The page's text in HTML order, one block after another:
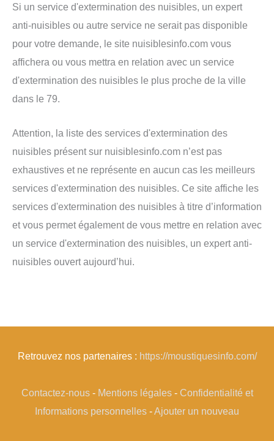
Si un service d'extermination des nuisibles, un expert
anti-nuisibles ou autre service ne serait pas disponible
pour votre demande, le site nuisiblesinfo.com vous
affichera ou vous mettra en relation avec un service
d'extermination des nuisibles le plus proche de la ville
dans le 79.
Attention, la liste des services d'extermination des
nuisibles présent sur nuisiblesinfo.com n’est pas
exhaustives et ne représente en aucun cas les meilleurs
services d'extermination des nuisibles. Ce site affiche les
services d'extermination des nuisibles à titre d’information
et vous permet également de vous mettre en relation avec
un service d'extermination des nuisibles, un expert anti-
nuisibles ouvert aujourd’hui.
Retrouvez nos partenaires : https://moustiquesinfo.com/
Contactez-nous- Mentions légales- Confidentialité et
Informations personnelles -Ajouter un nouveau